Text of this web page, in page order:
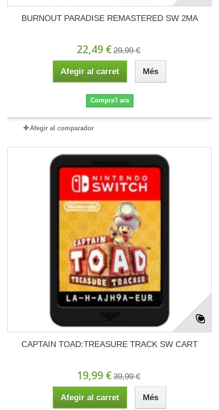
BURNOUT PARADISE REMASTERED SW 2MA
22,49 € 29,99 €
Afegir al carret Més
Compra'l ara
Afegir al comparador
CAPTAIN TOAD:TREASURE TRACK SW CART
19,99 € 39,99 €
Afegir al carret Més